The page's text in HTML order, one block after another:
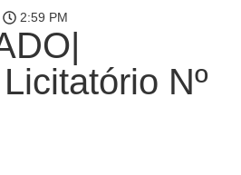
2:59 PM
Nº